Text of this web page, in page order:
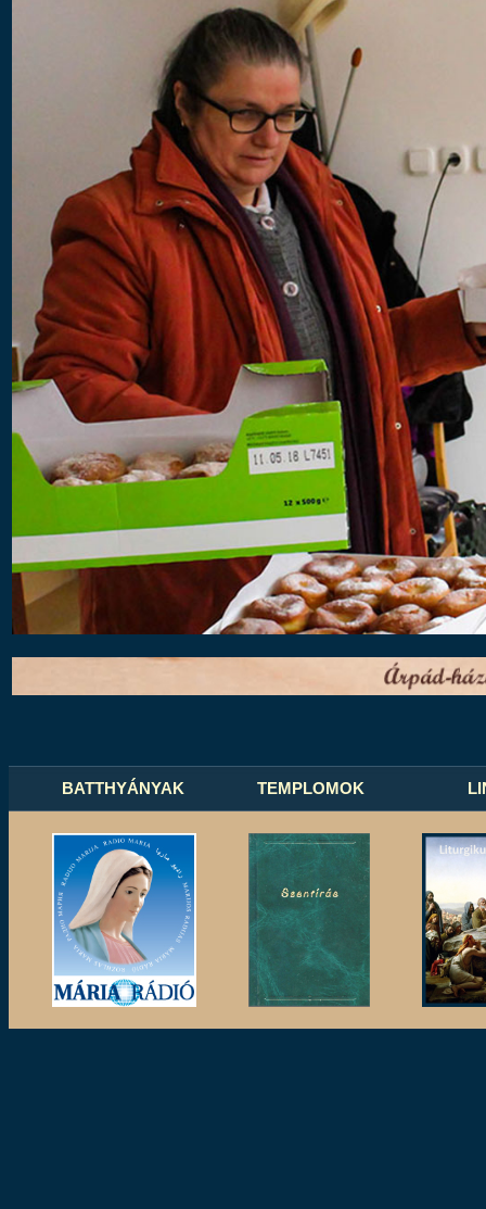
BATTHYÁNYAK TEMPLOMOK